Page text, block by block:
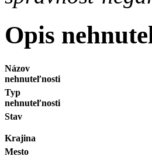
Opis
Názov
nehnuteľnosti
Typ
nehnuteľnosti
Stav
Krajina
Mesto